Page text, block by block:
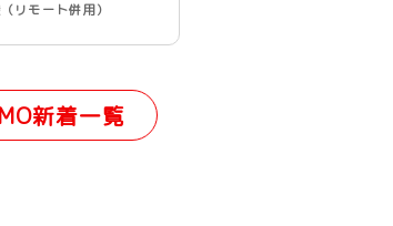
リモート併用）
新着一覧